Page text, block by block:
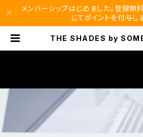
メンバーシップはじめました。登録無
じてポイントを付与し
THE SHADES by